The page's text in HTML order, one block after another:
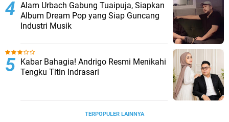
Alam Urbach Gabung Tuaipuja, Siapkan
Album Dream Pop yang Siap Guncang
Industri Musik
Kabar Bahagia! Andrigo Resmi Menikahi
Tengku Titin Indrasari
TERPOPULER LAINNYA